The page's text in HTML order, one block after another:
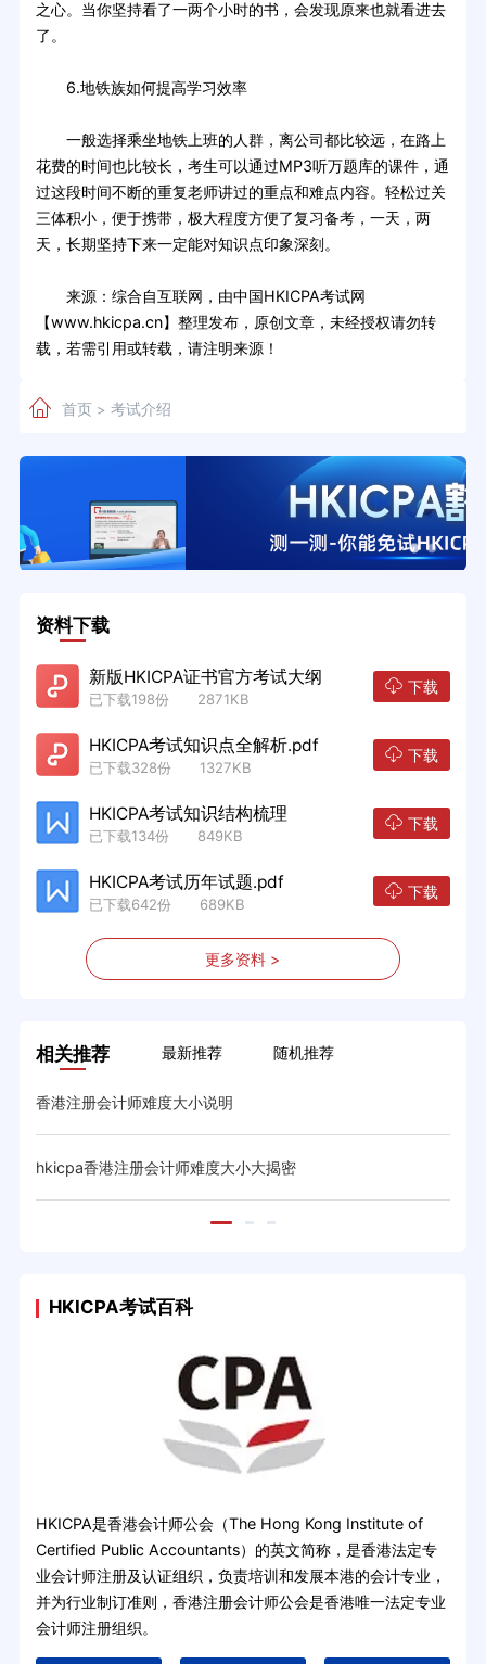
之心。当你坚持看了一两个小时的书，会发现原来也就看进去
了。
6.地铁族如何提高学习效率
一般选择乘坐地铁上班的人群，离公司都比较远，在路上
花费的时间也比较长，考生可以通过MP3听万题库的课件，通
过这段时间不断的重复老师讲过的重点和难点内容。轻松过关
三体积小，便于携带，极大程度方便了复习备考，一天，两
天，长期坚持下来一定能对知识点印象深刻。
来源：综合自互联网，由中国HKICPA考试网
【www.hkicpa.cn】整理发布，原创文章，未经授权请勿转
载，若需引用或转载，请注明来源！
首页> 考试介绍
资料下载
新版HKICPA证书官方考试大纲
已下载198份 2871KB
下载
HKICPA考试知识点全解析.pdf
已下载328份 1327KB
下载
HKICPA考试知识结构梳理
已下载134份 849KB
下载
HKICPA考试历年试题.pdf
已下载642份 689KB
下载
更多资料 >
相关推荐 最新推荐 随机推荐
香港注册会计师难度大小说明
hkicpa香港注册会计师难度大小大揭密
HKICPA考试百科
HKICPA是香港会计师公会（The Hong Kong Institute of
Certified Public Accountants）的英文简称，是香港法定专
业会计师注册及认证组织，负责培训和发展本港的会计专业，
并为行业制订准则，香港注册会计师公会是香港唯一法定专业
会计师注册组织。